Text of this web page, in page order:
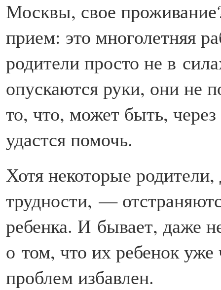
Москвы, свое
прием: это многолетняя
родители просто не в
опускаются руки, они не
то, что, может быть,
удастся помочь.
Хотя некоторые
трудности, —
ребенка. И бывает, даже
о том, что их ребенок
проблем избавлен.